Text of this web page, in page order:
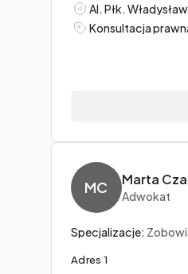
Konsultacja
MC Marta
Adwokat
Specjalizacje:
Adres 1